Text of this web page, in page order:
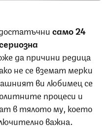
само 24
да причини редица
не се вземат мерки
ви любимец се
процеси и
в тялото му, което
важна.